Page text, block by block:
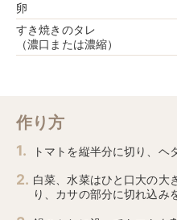
卵
すき焼きのタレ
（濃口または濃縮）
作り方
トマトを縦半分に切り、ヘ
白菜、水菜はひと口大の大
り、カサの部分に切れ込み